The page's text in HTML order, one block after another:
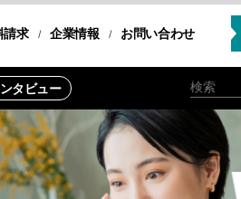
請求 企業情報 お問い合わせ
タビュー